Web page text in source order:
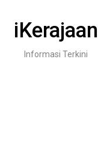
iKerajaan
Informasi Terkini